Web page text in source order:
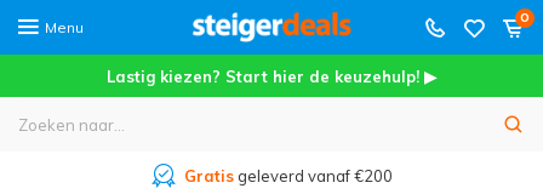
Menu
0
Lastig kiezen? Start hier de keuzehulp! ▶
Meer dan45.000+tevreden klanten